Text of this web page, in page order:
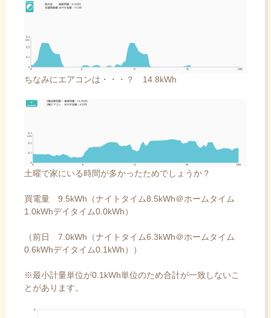
ちなみにエアコンは・・・？ 14.8kWh
土曜で家にいる時間が多かったためでしょうか？
買電量 9.5kWh（ナイトタイム8.5kWh＠ホームタイム
1.0kWhデイタイム0.0kWh）
（前日 7.0kWh（ナイトタイム6.3kWh＠ホームタイム
0.6kWhデイタイム0.1kWh））
※最小計量単位が0.1kWh単位のため合計が一致しないこ
とがあります。